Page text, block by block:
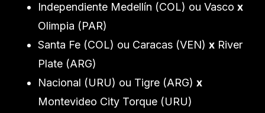
Independiente Medellín (COL) ou Vasco x
Olimpia (PAR)
Santa Fe (COL) ou Caracas (VEN) x River
Plate (ARG)
Nacional (URU) ou Tigre (ARG) x
Montevideo City Torque (URU)